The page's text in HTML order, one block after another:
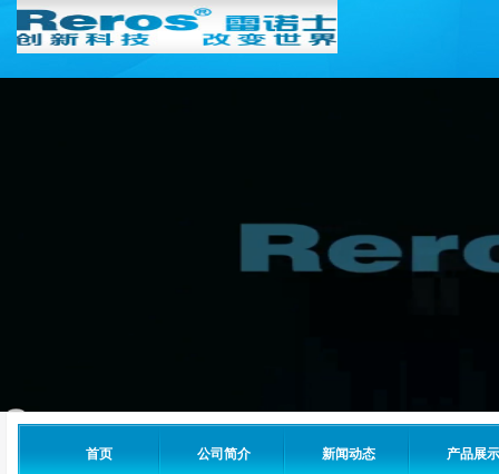
首页 公司简介 新闻动态 产品展示